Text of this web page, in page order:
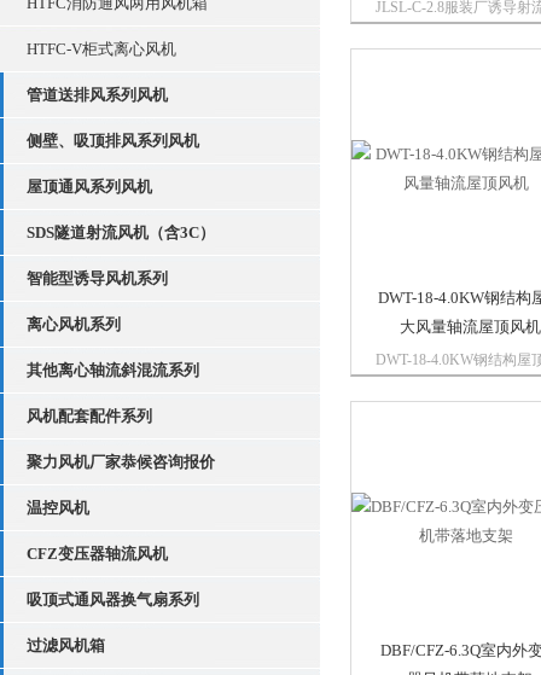
HTFC-V柜式离心风机
管道送排风系列风机
侧壁、吸顶排风系列风机
屋顶通风系列风机
SDS隧道射流风机（含3C）
智能型诱导风机系列
离心风机系列
其他离心轴流斜混流系列
风机配套配件系列
聚力风机厂家恭候咨询报价
温控风机
CFZ变压器轴流风机
吸顶式通风器换气扇系列
过滤风机箱
JLSL-C-2.8服装厂诱导射
下停车场通风方式，并将
入建筑设...
DWT-18-4.0KW钢结构
大风量轴流屋顶风机
DWT-18-4.0KW钢结构屋
用减速器传动形式，活页
DBF/CFZ-6.3Q室内外